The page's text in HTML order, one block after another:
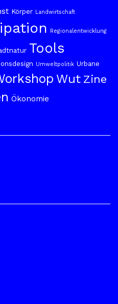
Körper Landwirtschaft
Regionalentwicklung
Tools
Umweltpolitik Urbane
Wut Zine
Ökonomie